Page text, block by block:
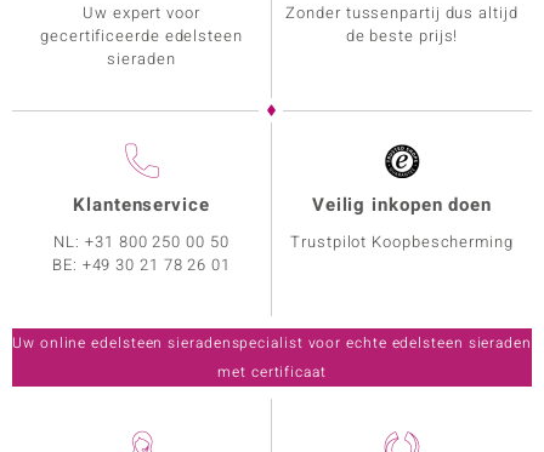
Uw expert voor
gecertificeerde edelsteen
sieraden
Zonder tussenpartij dus altijd
de beste prijs!
Klantenservice
NL:+31 800 250 00 50
BE: +49 30 21 78 26 01
Veilig inkopen doen
Trustpilot Koopbescherming
Uw online edelsteen sieradenspecialist voor echte edelsteen sieraden
met certificaat